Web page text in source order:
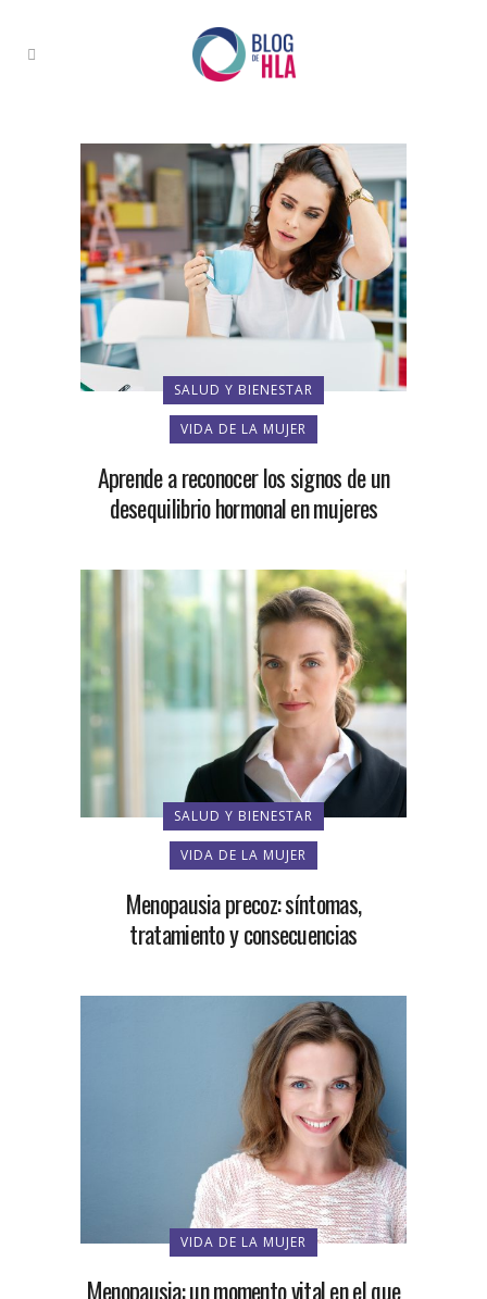
SALUD Y BIENESTAR
VIDA DE LA MUJER
Aprende a reconocer los signos de un
desequilibrio hormonal en mujeres
SALUD Y BIENESTAR
VIDA DE LA MUJER
Menopausia precoz: síntomas,
tratamiento y consecuencias
VIDA DE LA MUJER
Menopausia: un momento vital en el que